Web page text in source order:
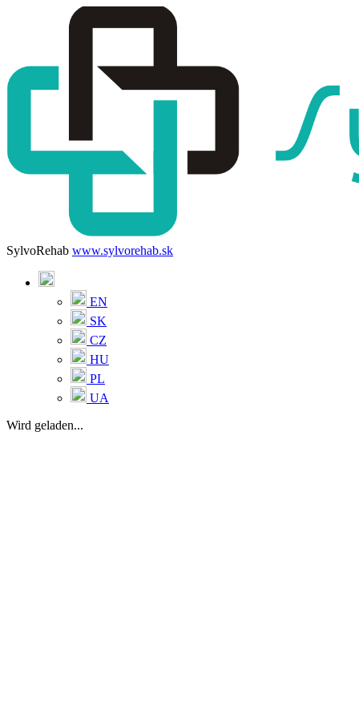
SylvoRehab www.sylvorehab.sk
EN
SK
CZ
HU
PL
UA
Wird geladen...